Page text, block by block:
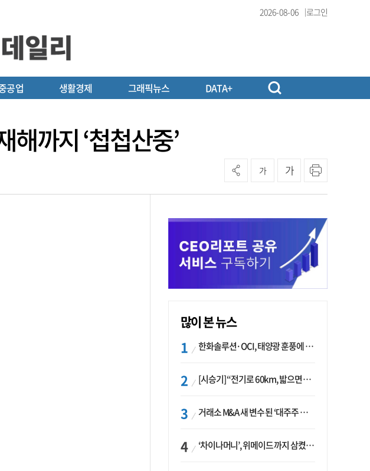
2026-08-06 로그인
공업 생활경제 그래픽뉴스 DATA+
까지 ‘첩첩산중’
가 가
많이 본 뉴스
한화솔루션·OCI, 태양광 훈풍에 실적 개선…美 ‘섹션232’ 최대 변수
[시승기] “전기로 60km, 밟으면 462마력”…볼보 XC60 T8의 두 얼굴
거래소 M&A 새 변수 된 ‘대주주 심사’…네이버·두나무 결합도 영향권
‘차이나머니’, 위메이드 까지 삼켰다… K콘텐츠, 글로벌 확장에도 中 투자 ‘경계령’